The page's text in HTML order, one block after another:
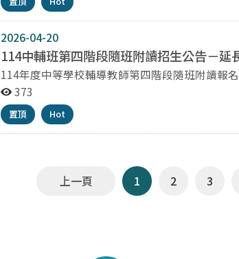
寄出報名資料（以郵戳為憑）。（報名文件未簽名及校方用印者不錄取
員，請依照E-mail通知之虛擬帳號，於繳費期限前
入帳查詢（繳費後1小時再查）：第e學雜費入口網
https://eschool.firstbank.com.tw/member/navs/quickpay.aspx 汽車停車申請：
申請停車學員請至https://forms.gle/
敬請注意收信。（機車不可入校）
2026-04-20
114中輔班第四階段隨班附讀招生公告－延
114年度中等學校輔導教師第四階段隨班附讀報名－延長 請於至本中心網路報名網頁登錄
報名簡章詳見附件 報名資格確認：網路報名截止時間為115年6月22日13:00（臺灣時間），請於期限內完
成報名資料登錄，逾時不予受理。敬請於115年
名文件未簽名及校方用印者不錄取） 報名截止後將E-mail通知報名學員，請依照E-mail通知之虛擬帳號，
於繳費期限前至ATM或網路ATM進行報名費、學分費及雜費繳費。 繳費入帳
牌掃描辨識，擬申請停車學員請至https://
通知繳費資訊，敬請注意收信。（機車不可入校）
373
置頂 Hot
上一頁 1 2 3